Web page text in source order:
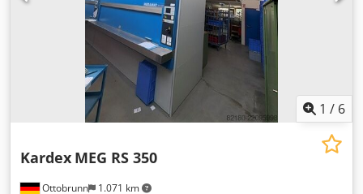
1 / 6
Ottobrunn 1.071 km
Kardex MEG RS 350